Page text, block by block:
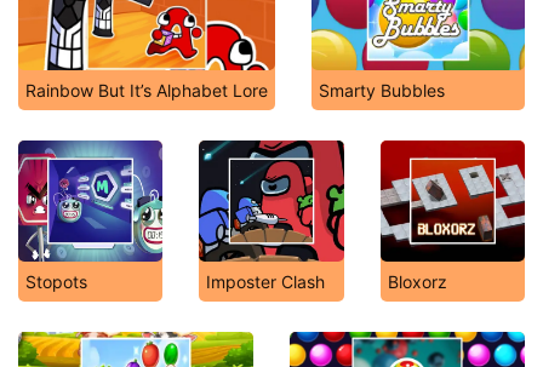
Rainbow But It’s Alphabet Lore Smarty Bubbles
Stopots Imposter Clash Bloxorz